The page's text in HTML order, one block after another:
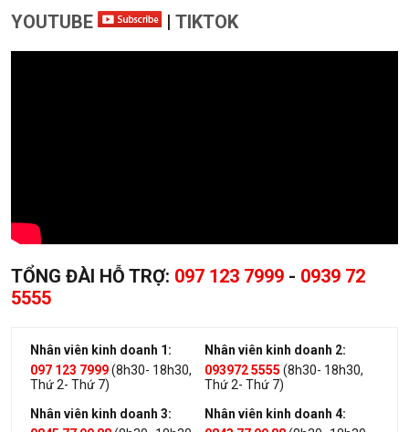
YOUTUBE | TIKTOK
TỔNG ĐÀI HỖ TRỢ: 097 123 7999 - 0939 72
5555
Nhân viên kinh doanh 1:
097 123 7999(8h30- 18h30,
Thứ 2- Thứ 7)
Nhân viên kinh doanh 2:
093972 5555 (8h30- 18h30,
Thứ 2- Thứ 7)
Nhân viên kinh doanh 3:
Nhân viên kinh doanh 4: